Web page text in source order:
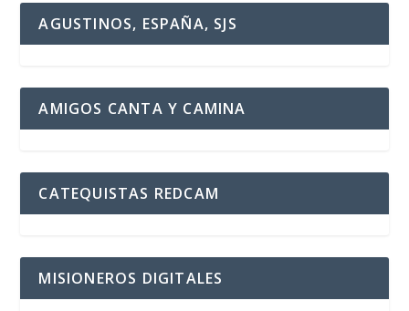
AGUSTINOS, ESPAÑA, SJS
AMIGOS CANTA Y CAMINA
CATEQUISTAS REDCAM
MISIONEROS DIGITALES